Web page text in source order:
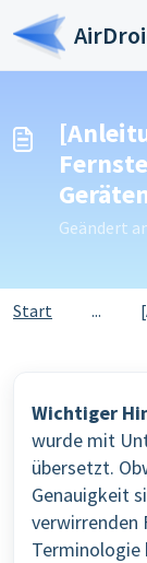
Zum
Geändert
Start ...
Wichtiger
wurde mit
übersetzt.
Genauigkeit
verwirrenden
Terminologie